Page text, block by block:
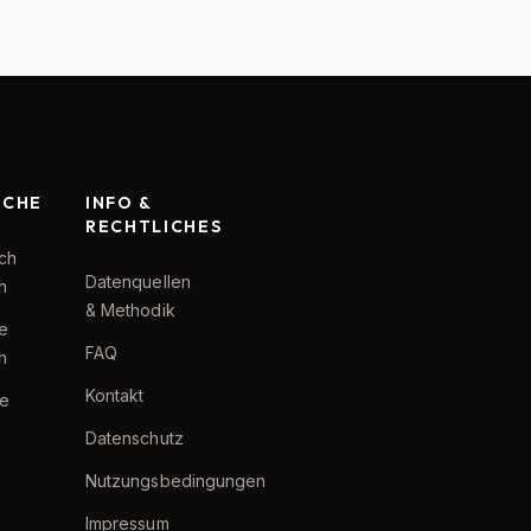
INFO &
RECHTLICHES
Datenquellen
& Methodik
FAQ
Kontakt
Datenschutz
Nutzungsbedingungen
Impressum